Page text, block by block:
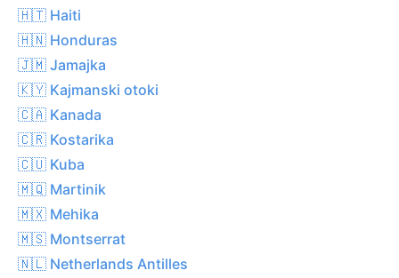
🇭🇹 Haiti
🇭🇳 Honduras
🇯🇲 Jamajka
🇰🇾 Kajmanski otoki
🇨🇦 Kanada
🇨🇷 Kostarika
🇨🇺 Kuba
🇲🇶 Martinik
🇲🇽 Mehika
🇲🇸 Montserrat
🇳🇱 Netherlands Antilles